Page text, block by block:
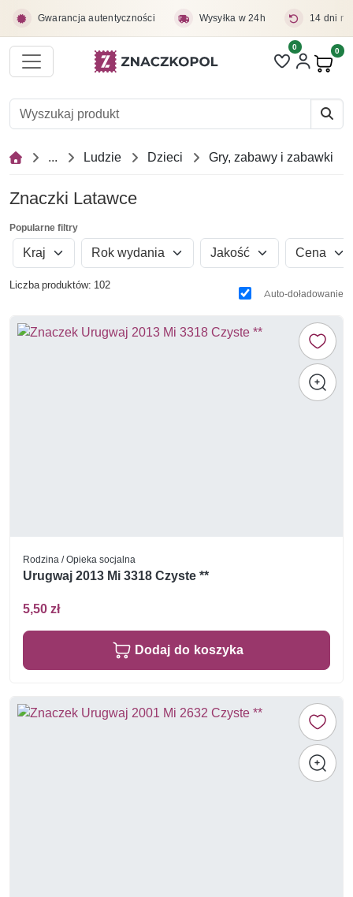
Gwarancja autentyczności Wysyłka w 24h 14 dni
Liczba pozycji
0 0
... Ludzie Dzieci Gry, zabawy i zabawki
Znaczki Latawce
Popularne filtry
Kraj Rok wydania Jakość Cena
Liczba produktów: 102
Auto-doładowanie
Rodzina / Opieka socjalna
Urugwaj 2013 Mi 3318 Czyste **
5,50 zł
Dodaj do koszyka